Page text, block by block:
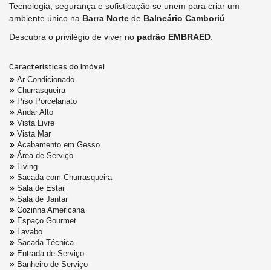
Tecnologia, segurança e sofisticação se unem para criar um
ambiente único na Barra Norte de Balneário Camboriú.
Descubra o privilégio de viver no padrão EMBRAED
Características do Imóvel
Ar Condicionado
Churrasqueira
Piso Porcelanato
Andar Alto
Vista Livre
Vista Mar
Acabamento em Gesso
Área de Serviço
Living
Sacada com Churrasqueira
Sala de Estar
Sala de Jantar
Cozinha Americana
Espaço Gourmet
Lavabo
Sacada Técnica
Entrada de Serviço
Banheiro de Serviço